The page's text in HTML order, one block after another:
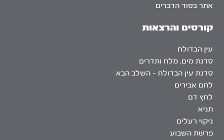
אתר בסוד הדברים
קורסים והרצאות
עין הבדולח
סדנת מים, מלח ותדרים
סדנת עין הבדולח – השלב הבא
לחם אבירים
לחץ דם
תניא
ניקוי רעלים
פרשת השבוע